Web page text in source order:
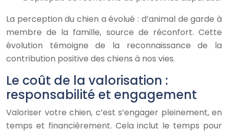
La perception du chien a évolué : d’animal de garde à
membre de la famille, source de réconfort. Cette
évolution témoigne de la reconnaissance de la
contribution positive des chiens à nos vies.
Le coût de la valorisation :
responsabilité et engagement
Valoriser votre chien, c’est s’engager pleinement, en
temps et financièrement. Cela inclut le temps pour